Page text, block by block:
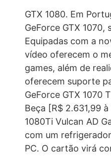
GTX 1080. Em
GeForce GTX
Equipadas com a
vídeo oferecem o
games, além de
oferecem suporte
GeForce GTX 1070
Beça [R$ 2.631,99
1080Ti Vulcan AD
com um
PC. O cartão virá